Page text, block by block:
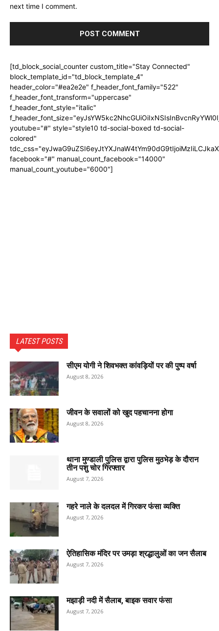
next time I comment.
[td_block_social_counter custom_title="Stay Connected"
block_template_id="td_block_template_4"
header_color="#ea2e2e" f_header_font_family="522"
f_header_font_transform="uppercase"
f_header_font_style="italic"
youtube="#" style="style10 td-social-boxed td-social-
colored"
facebook="#" manual_count_facebook="14000"
manual_count_youtube="6000"]
LATEST POSTS
सीएम योगी ने शिवभक्त कांवड़ियों पर की पुष्प वर्षा
August 8, 2026
जीवन के सवालों को खुद पहचानना होगा
August 8, 2026
थाना मुण्डाली पुलिस द्वारा पुलिस मुठभेड़ के दौरान
तीन पशु चोर गिरफ्तार
August 7, 2026
गहरे नाले के दलदल में गिरकर फंसा व्यक्ति
August 7, 2026
ऐतिहासिक मंदिर पर उमड़ा श्रद्धालुओं का जन सैलाब
August 7, 2026
मझाड़ी नदी में सैलाब, बाइक सवार फंसा
August 7, 2026